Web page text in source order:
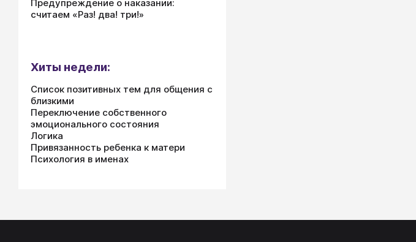
Предупреждение о наказании:
считаем «Раз! два! три!»
Хиты недели:
Список позитивных тем для общения с
близкими
Переключение собственного
эмоционального состояния
Логика
Привязанность ребенка к матери
Психология в именах